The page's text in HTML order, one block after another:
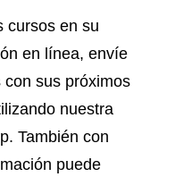
cursos en su
en línea, envíe
con sus próximos
nuestra
También con
puede